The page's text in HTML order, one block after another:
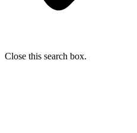
Close this search box.